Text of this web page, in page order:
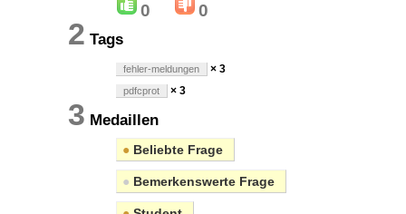
0 0
2 Tags
fehler-meldungen × 3
pdfcprot × 3
3 Medaillen
● Beliebte Frage
● Bemerkenswerte Frage